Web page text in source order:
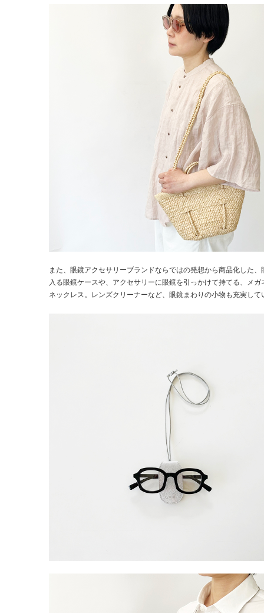
また、眼鏡アクセサリーブランドならではの発想から商品化した、
入る眼鏡ケースや、アクセサリーに眼鏡を引っかけて持てる、メガ
ネックレス。レンズクリーナーなど、眼鏡まわりの小物も充実して